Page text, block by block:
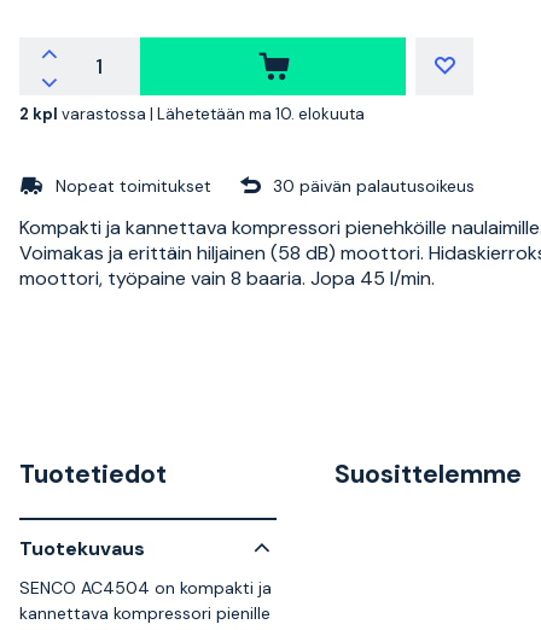
2 kpl varastossa | Lähetetään ma 10. elokuuta
Nopeat toimitukset 30 päivän palautusoikeus
Kompakti ja kannettava kompressori pienehköille
Voimakas ja erittäin hiljainen (58 dB) moottori.
moottori, työpaine vain 8 baaria. Jopa 45 l/min.
Tuotetiedot
Tuotekuvaus
SENCO AC4504 on kompakti ja
kannettava kompressori pienille
Suosittelemme